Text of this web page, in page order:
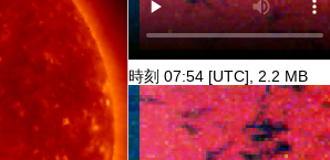
時刻 07:54 [UTC], 2.2 MB